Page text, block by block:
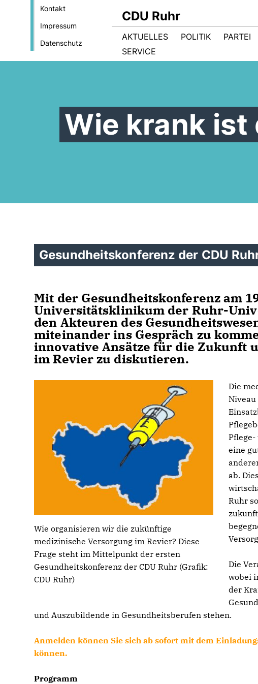
Kontakt
Impressum
Datenschutz
CDU Ruhr
AKTUELLES POLITIK PARTEI
SERVICE
Wie krank ist
Gesundheitskonferenz der CDU
Mit der Gesundheitskonferenz am
Universitätsklinikum der Ruhr-
den Akteuren des
miteinander ins Gespräch zu
innovative Ansätze für die Zukunft
im Revier zu diskutieren.
Wie organisieren wir die zukünftige
medizinische Versorgung im Revier? Diese
Frage steht im Mittelpunkt der ersten
Gesundheitskonferenz der CDU Ruhr (Grafik:
CDU Ruhr)
Die
eine
ab.
Ruhr
Die
wobei
der
und Auszubildende in Gesundheitsberufen stehen.
Anmelden können Sie sich ab sofort mit dem
können.
Programm